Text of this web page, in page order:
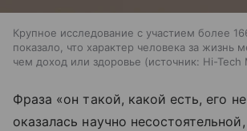
Крупное исследование с участием более
показало, что характер человека за жизнь
чем доход или здоровье
источник: Hi-Tech
Фраза «он такой, какой есть, его
оказалась научно несостоятельной,